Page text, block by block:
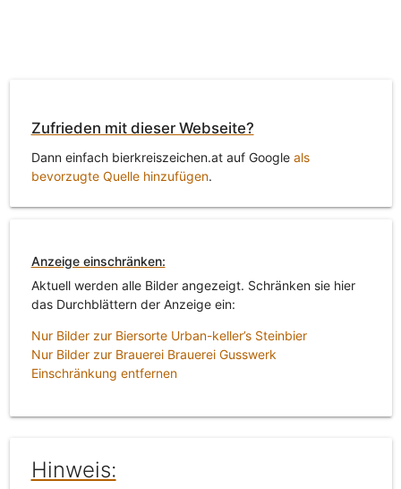
Zufrieden mit dieser Webseite?
Dann einfach bierkreiszeichen.at auf Google als
bevorzugte Quelle hinzufügen.
Anzeige einschränken:
Aktuell werden alle Bilder angezeigt. Schränken sie hier
das Durchblättern der Anzeige ein:
Nur Bilder zur Biersorte Urban-keller’s Steinbier
Nur Bilder zur Brauerei Brauerei Gusswerk
Einschränkung entfernen
Hinweis: